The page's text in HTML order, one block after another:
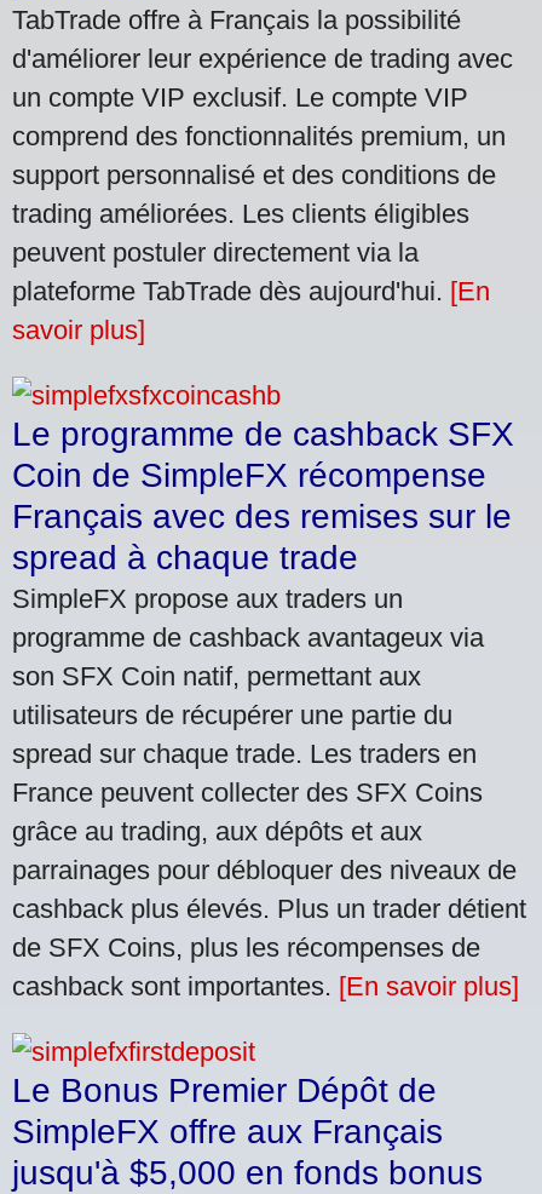
TabTrade offre à Français la possibilité
d'améliorer leur expérience de trading avec
un compte VIP exclusif. Le compte VIP
comprend des fonctionnalités premium, un
support personnalisé et des conditions de
trading améliorées. Les clients éligibles
peuvent postuler directement via la
plateforme TabTrade dès aujourd'hui. [En
savoir plus]
Le programme de cashback SFX
Coin de SimpleFX récompense
Français avec des remises sur le
spread à chaque trade
SimpleFX propose aux traders un
programme de cashback avantageux via
son SFX Coin natif, permettant aux
utilisateurs de récupérer une partie du
spread sur chaque trade. Les traders en
France peuvent collecter des SFX Coins
grâce au trading, aux dépôts et aux
parrainages pour débloquer des niveaux de
cashback plus élevés. Plus un trader détient
de SFX Coins, plus les récompenses de
cashback sont importantes. [En savoir plus]
Le Bonus Premier Dépôt de
SimpleFX offre aux Français
jusqu'à $5,000 en fonds bonus